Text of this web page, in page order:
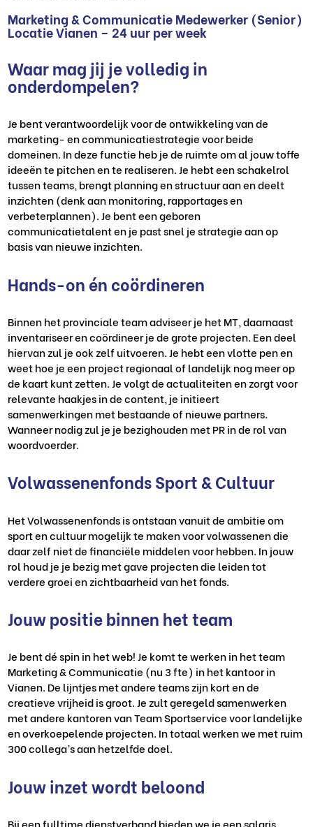
Marketing & Communicatie Medewerker (Senior)
Locatie Vianen – 24 uur per week
Waar mag jij je volledig in
onderdompelen?
Je bent verantwoordelijk voor de ontwikkeling van de
marketing- en communicatiestrategie voor beide
domeinen. In deze functie heb je de ruimte om al jouw toffe
ideeën te pitchen en te realiseren. Je hebt een schakelrol
tussen teams, brengt planning en structuur aan en deelt
inzichten (denk aan monitoring, rapportages en
verbeterplannen). Je bent een geboren
communicatietalent en je past snel je strategie aan op
basis van nieuwe inzichten.
Hands-on én coördineren
Binnen het provinciale team adviseer je het MT, daarnaast
inventariseer en coördineer je de grote projecten. Een deel
hiervan zul je ook zelf uitvoeren. Je hebt een vlotte pen en
weet hoe je een project regionaal of landelijk nog meer op
de kaart kunt zetten. Je volgt de actualiteiten en zorgt voor
relevante haakjes in de content, je initieert
samenwerkingen met bestaande of nieuwe partners.
Wanneer nodig zul je je bezighouden met PR in de rol van
woordvoerder.
Volwassenenfonds Sport & Cultuur
Het Volwassenenfonds is ontstaan vanuit de ambitie om
sport en cultuur mogelijk te maken voor volwassenen die
daar zelf niet de financiële middelen voor hebben. In jouw
rol houd je je bezig met gave projecten die leiden tot
verdere groei en zichtbaarheid van het fonds.
Jouw positie binnen het team
Je bent dé spin in het web! Je komt te werken in het team
Marketing & Communicatie (nu 3 fte) in het kantoor in
Vianen. De lijntjes met andere teams zijn kort en de
creatieve vrijheid is groot. Je zult geregeld samenwerken
met andere kantoren van Team Sportservice voor landelijke
en overkoepelende projecten. In totaal werken we met ruim
300 collega’s aan hetzelfde doel.
Jouw inzet wordt beloond
Bij een fulltime dienstverband bieden we je een salaris